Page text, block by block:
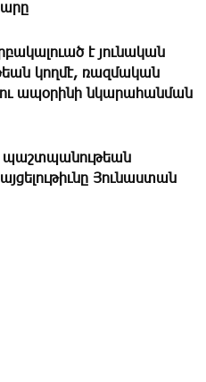
է յունական
կողմէ, ռազմական
ապօրինի նկարահանման
պաշտպանութեան
Յունաստան